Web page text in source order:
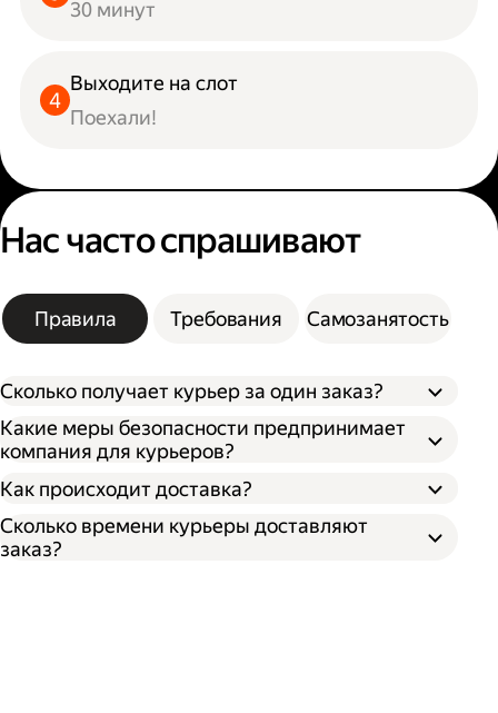
30 минут
Выходите на слот
Поехали!
Нас часто спрашивают
Правила Требования Самозанятость
Сколько получает курьер за один заказ?
Какие меры безопасности предпринимает
компания для курьеров?
Как происходит доставка?
Сколько времени курьеры доставляют
заказ?